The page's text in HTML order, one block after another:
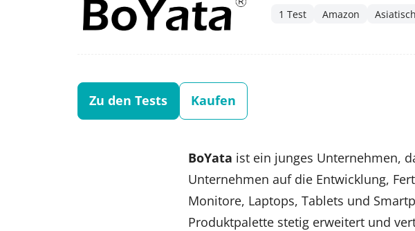
1 Test Amazon
Zu den Tests Kaufen
BoYata ist ein junges Unternehmen,
Unternehmen auf die Entwicklung,
Monitore, Laptops, Tablets und
Produktpalette stetig erweitert und